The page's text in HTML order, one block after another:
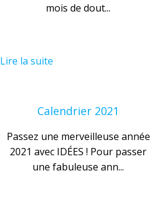
mois de dout...
Lire la suite
Calendrier 2021
Passez une merveilleuse année
2021 avec IDÉES ! Pour passer
une fabuleuse ann...